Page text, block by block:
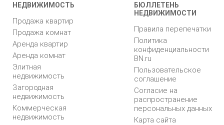
НЕДВИЖИМОСТЬ
Продажа квартир
Продажа комнат
Аренда квартир
Аренда комнат
Элитная
недвижимость
Загородная
недвижимость
Коммерческая
недвижимость
БЮЛЛЕТЕНЬ
НЕДВИЖИМОСТИ
Правила перепечатки
Политика
конфиденциальности
BN.ru
Пользовательское
соглашение
Согласие на
распространение
персональных данных
Карта сайта